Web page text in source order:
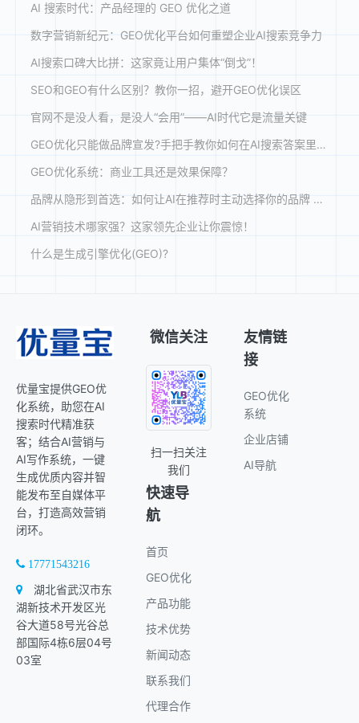
AI 搜索时代：产品经理的 GEO 优化之道
数字营销新纪元：GEO优化平台如何重塑企业AI搜索竞争力
AI搜索口碑大比拼：这家竟让用户集体“倒戈”！
SEO和GEO有什么区别？教你一招，避开GEO优化误区
官网不是没人看，是没人“会用”——AI时代它是流量关键
GEO优化只能做品牌宣发?手把手教你如何在AI搜索答案里精准获客!
GEO优化系统：商业工具还是效果保障？
品牌从隐形到首选：如何让AI在推荐时主动选择你的品牌 【GEO案例解析】
AI营销技术哪家强？这家领先企业让你震惊！
什么是生成引擎优化(GEO)?
优量宝提供GEO优
化系统，助您在AI
搜索时代精准获
客；结合AI营销与
AI写作系统，一键
生成优质内容并智
能发布至自媒体平
台，打造高效营销
闭环。
17771543216
湖北省武汉市东
湖新技术开发区光
谷大道58号光谷总
部国际4栋6层04号
03室
微信关注
扫一扫关注
我们
友情链
接
GEO优化
系统
企业店铺
AI导航
快速导
航
首页
GEO优化
产品功能
技术优势
新闻动态
联系我们
代理合作